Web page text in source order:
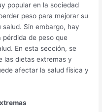
popular en la sociedad
peso para mejorar su
Sin embargo, hay
de peso que
En esta sección, se
las dietas extremas y
afectar la salud física y